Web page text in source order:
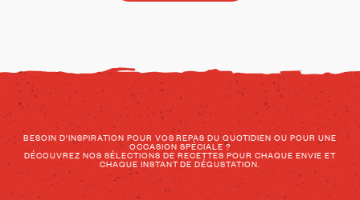
BESOIN D'INSPIRATION POUR VOS REPAS DU QUOTIDIEN OU POUR UNE
OCCASION SPÉCIALE ?
DÉCOUVREZ NOS SÉLECTIONS DE RECETTES POUR CHAQUE ENVIE ET
CHAQUE INSTANT DE DÉGUSTATION.